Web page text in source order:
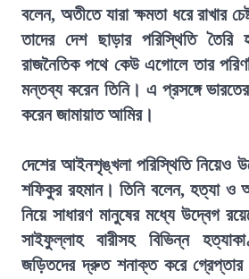
বলেন, অতীতে যারা ক্ষমতা ধরে রাখার
তাদের দেশ ছাড়ার পরিস্থিতি
রাজনৈতিক পথে কেউ এগোলে তার
মন্তব্য করেন তিনি। এ প্রসঙ্গে
করেন জামায়াত আমির।
দেশের আইনশৃঙ্খলা পরিস্থিতি নিয়েও
শফিকুর রহমান। তিনি বলেন, হত্যা ও
নিয়ে সাধারণ মানুষের মধ্যে উদ্বেগ
সাইফুল্লাহ বারীসহ বিভিন্ন
জড়িতদের দ্রুত শনাক্ত করে